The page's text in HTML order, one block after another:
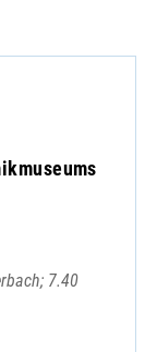
7.40